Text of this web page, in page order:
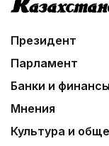
Президент
Парламент
Банки и финансы
Мнения
Культура и